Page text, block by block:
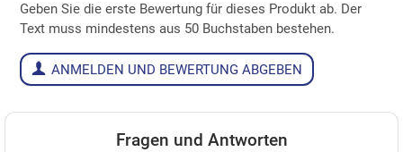
Geben Sie die erste Bewertung für dieses Produkt ab. Der
Text muss mindestens aus 50 Buchstaben bestehen.
ANMELDEN UND BEWERTUNG ABGEBEN
Fragen und Antworten